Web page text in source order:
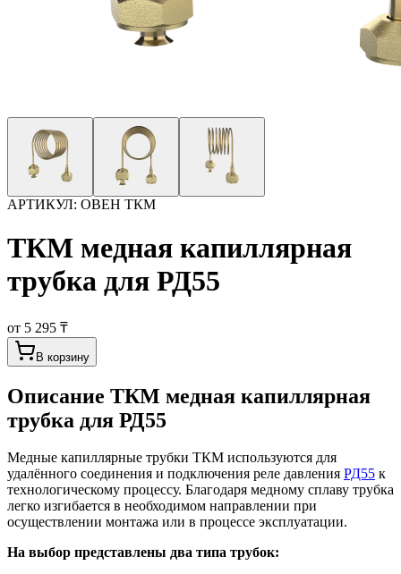
АРТИКУЛ: ОВЕН ТКМ
ТКМ медная капиллярная
трубка для РД55
от 5 295 ₸
В корзину
Описание ТКМ медная капиллярная
трубка для РД55
Медные капиллярные трубки ТКМ используются для
удалённого соединения и подключения реле давления РД55 к
технологическому процессу. Благодаря медному сплаву трубка
легко изгибается в необходимом направлении при
осуществлении монтажа или в процессе эксплуатации.
На выбор представлены два типа трубок: